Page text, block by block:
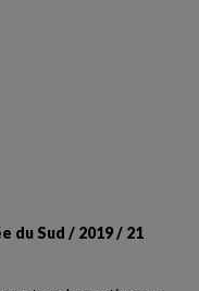
du Sud / 2019 / 21